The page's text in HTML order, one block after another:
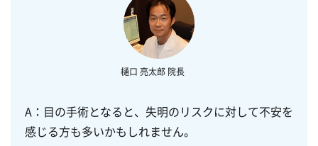
A：目の手術となると、失明のリスクに対して不安を
感じる方も多いかもしれません。